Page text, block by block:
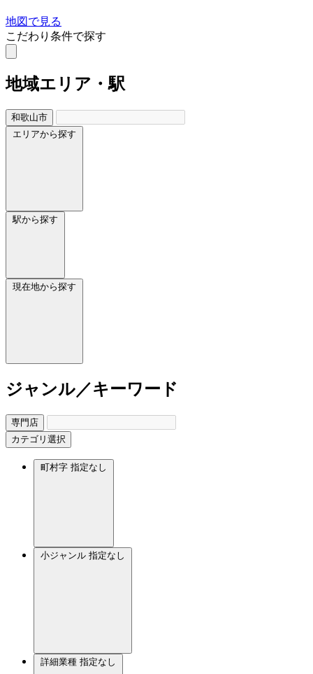
地図で見る
こだわり条件で探す
地域エリア・駅
和歌山市
エリアから探す
駅から探す
現在地から探す
ジャンル／キーワード
専門店
カテゴリ選択
町村字 指定なし
小ジャンル 指定なし
詳細業種 指定なし